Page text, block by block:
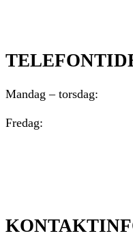
Mandag – torsdag:
Fredag: